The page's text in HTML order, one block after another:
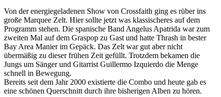
Von der energiegeladenen Show von Crossfaith ging es rüber ins
große Marquee Zelt. Hier sollte jetzt was klassischeres auf dem
Programm stehen. Die spanische Band Angelus Apatrida war zum
zweiten Mal auf dem Graspop zu Gast und hatte Thrash in bester
Bay Area Manier im Gepäck. Das Zelt war gut aber nicht
übermäßig zu dieser frühen Zeit gefüllt. Trotzdem bekamen die
Jungs um Sänger und Gitarrist Guillermo Izquierdo die Menge
schnell in Bewegung.
Bereits seit dem Jahr 2000 existierte die Combo und heute gab es
eine schönen Querschnitt durch ihre bisherigen Alben zu hören.